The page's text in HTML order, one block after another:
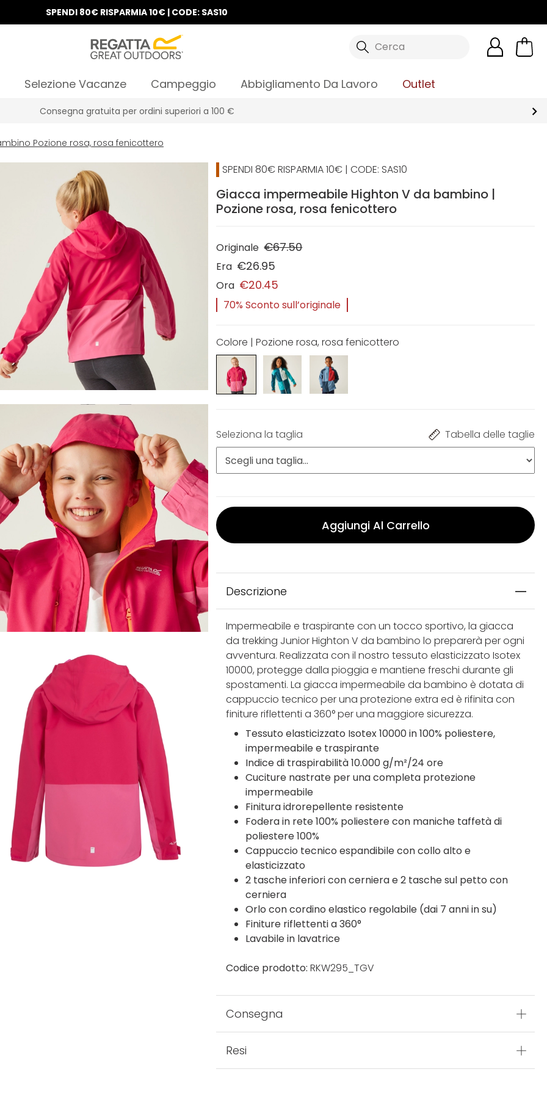
SPENDI 80€ RISPARMIA 10€ | CODE: SAS10
Cerca
Selezione Vacanze Campeggio Abbigliamento Da Lavoro Outlet
Consegna gratuita per ordini superiori a 100 €
Pozione rosa, rosa fenicottero
SPENDI 80€ RISPARMIA 10€ | CODE: SAS10
Giacca impermeabile Highton V da bambino |
Pozione rosa, rosa fenicottero
Originale €67.50
Era €26.95
Ora €20.45
70% Sconto sull’originale
Colore | Pozione rosa, rosa fenicottero
Seleziona la taglia Tabella delle taglie
Aggiungi Al Carrello
Descrizione
Impermeabile e traspirante con un tocco sportivo, la giacca
da trekking Junior Highton V da bambino lo preparerà per ogni
avventura. Realizzata con il nostro tessuto elasticizzato Isotex
10000, protegge dalla pioggia e mantiene freschi durante gli
spostamenti. La giacca impermeabile da bambino è dotata di
cappuccio tecnico per una protezione extra ed è rifinita con
finiture riflettenti a 360° per una maggiore sicurezza.
Tessuto elasticizzato Isotex 10000 in 100% poliestere,
impermeabile e traspirante
Indice di traspirabilità 10.000 g/m²/24 ore
Cuciture nastrate per una completa protezione
impermeabile
Finitura idrorepellente resistente
Fodera in rete 100% poliestere con maniche taffetà di
poliestere 100%
Cappuccio tecnico espandibile con collo alto e
elasticizzato
2 tasche inferiori con cerniera e 2 tasche sul petto con
cerniera
Orlo con cordino elastico regolabile (dai 7 anni in su)
Finiture riflettenti a 360°
Lavabile in lavatrice
Codice prodotto: RKW295_TGV
Consegna
Resi